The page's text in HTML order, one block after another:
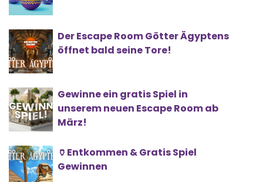
Der Escape Room Götter Ägyptens
öffnet bald seine Tore!
Gewinne ein gratis Spiel in
unserem neuen Escape Room ab
März!
🏺Entkommen & Gratis Spiel
Gewinnen